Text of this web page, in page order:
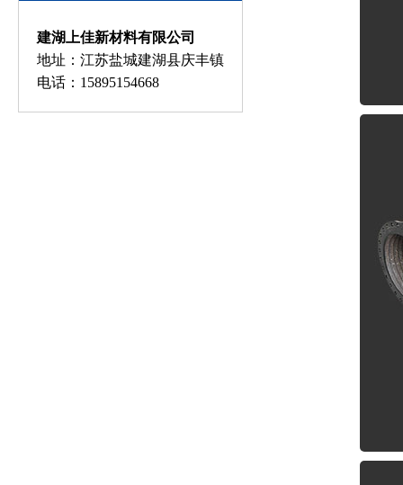
建湖上佳新材料有限公司
地址：江苏盐城建湖县庆丰镇
电话：15895154668